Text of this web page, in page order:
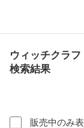
ウィッチクラ
検索結果
販売中のみ